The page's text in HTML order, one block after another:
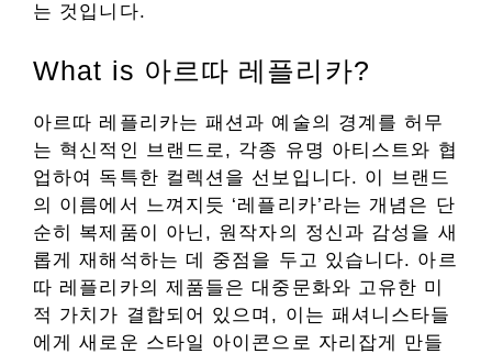
는 것입니다.
What is 아르따 레플리카?
아르따 레플리카는 패션과 예술의 경계를 허무
는 혁신적인 브랜드로, 각종 유명 아티스트와 협
업하여 독특한 컬렉션을 선보입니다. 이 브랜드
의 이름에서 느껴지듯 ‘레플리카’라는 개념은 단
순히 복제품이 아닌, 원작자의 정신과 감성을 새
롭게 재해석하는 데 중점을 두고 있습니다. 아르
따 레플리카의 제품들은 대중문화와 고유한 미
적 가치가 결합되어 있으며, 이는 패셔니스타들
에게 새로운 스타일 아이콘으로 자리잡게 만들